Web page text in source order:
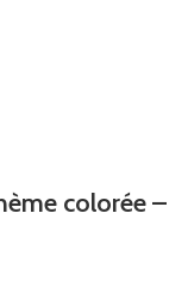
colorée –